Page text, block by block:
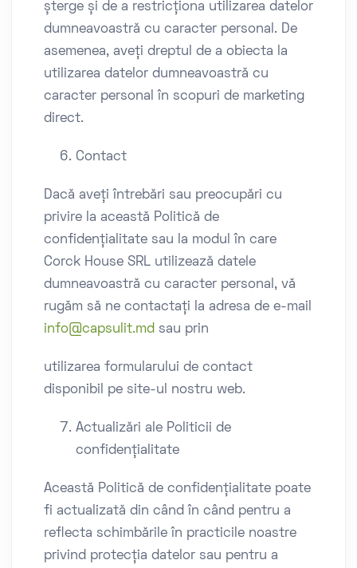
șterge și de a restricționa utilizarea datelor
dumneavoastră cu caracter personal. De
asemenea, aveți dreptul de a obiecta la
utilizarea datelor dumneavoastră cu
caracter personal în scopuri de marketing
direct.
Contact
Dacă aveți întrebări sau preocupări cu
privire la această Politică de
confidențialitate sau la modul în care
Corck House SRL utilizează datele
dumneavoastră cu caracter personal, vă
rugăm să ne contactați la adresa de e-mail
info@capsulit.md sau prin
utilizarea formularului de contact
disponibil pe site-ul nostru web.
Actualizări ale Politicii de
confidențialitate
Această Politică de confidențialitate poate
fi actualizată din când în când pentru a
reflecta schimbările în practicile noastre
privind protecția datelor sau pentru a